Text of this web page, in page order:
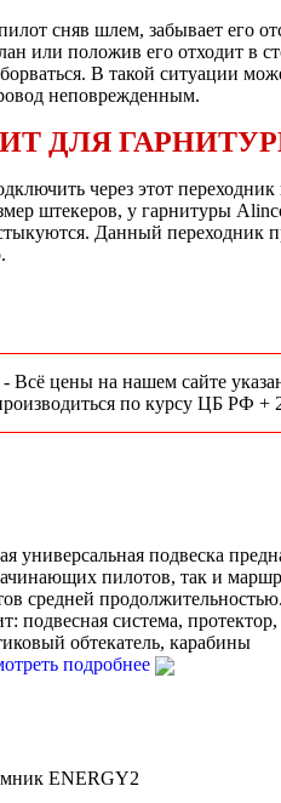
сняв шлем, забывает его
или положив его отходит в
В такой ситуации
неповрежденным.
ДЛЯ
через этот
штекеров, у гарнитуры
Данный переходник
- Всё цены на нашем сайте
по курсу ЦБ РФ +
универсальная подвеска
пилотов, так и
средней
подвесная система,
обтекатель, карабины
подробнее
ENERGY2